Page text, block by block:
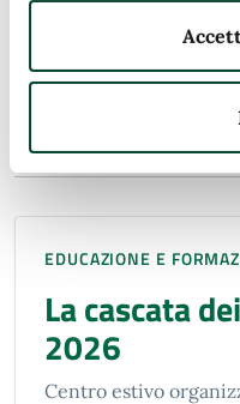
e corsi di alta
Servizi
EDUCAZIONE E
La cascata
2026
Centro estivo